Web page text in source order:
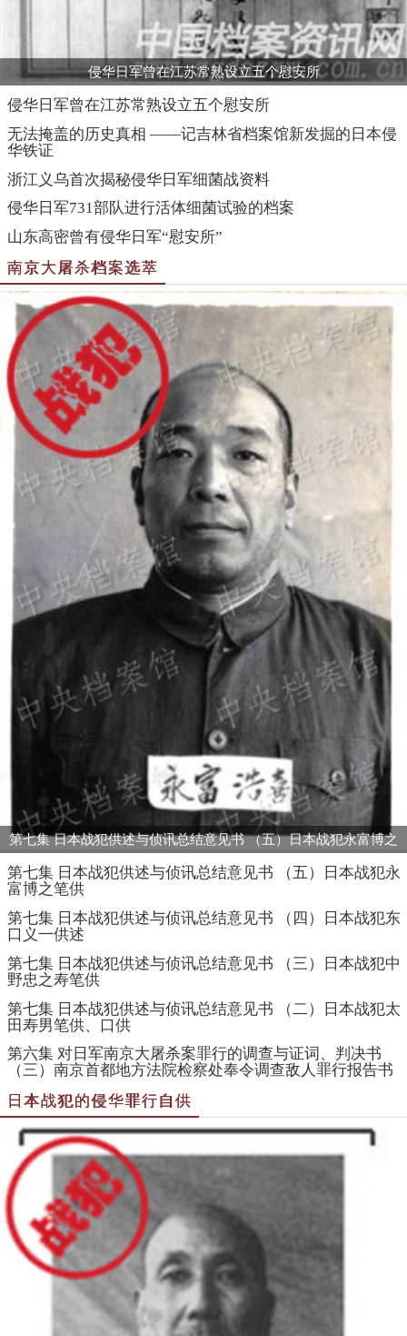
侵华日军曾在江苏常熟设立五个慰安所
侵华日军曾在江苏常熟设立五个慰安所
无法掩盖的历史真相 ——记吉林省档案馆新发掘的日本侵
华铁证
浙江义乌首次揭秘侵华日军细菌战资料
侵华日军731部队进行活体细菌试验的档案
山东高密曾有侵华日军“慰安所”
南京大屠杀档案选萃
第七集 日本战犯供述与侦讯总结意见书 （五）日本战犯永富博之
笔供
第七集 日本战犯供述与侦讯总结意见书 （五）日本战犯永
富博之笔供
第七集 日本战犯供述与侦讯总结意见书 （四）日本战犯东
口义一供述
第七集 日本战犯供述与侦讯总结意见书 （三）日本战犯中
野忠之寿笔供
第七集 日本战犯供述与侦讯总结意见书 （二）日本战犯太
田寿男笔供、口供
第六集 对日军南京大屠杀案罪行的调查与证词、判决书
（三）南京首都地方法院检察处奉令调查敌人罪行报告书
日本战犯的侵华罪行自供